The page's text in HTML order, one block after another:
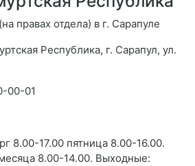
правах отдела) в г. Сарапуле
Республика, г. Сарапул, ул.
00-01
8.00-17.00 пятница 8.00-16.00.
8.00-14.00. Выходные: